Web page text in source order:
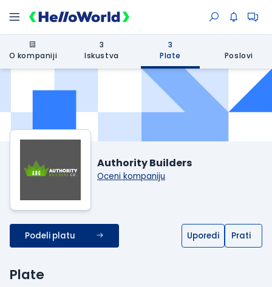
O kompaniji
3
Iskustva
3
Plate
Poslovi
Authority Builders
Oceni kompaniju
Podeli platu Uporedi Prati
Plate